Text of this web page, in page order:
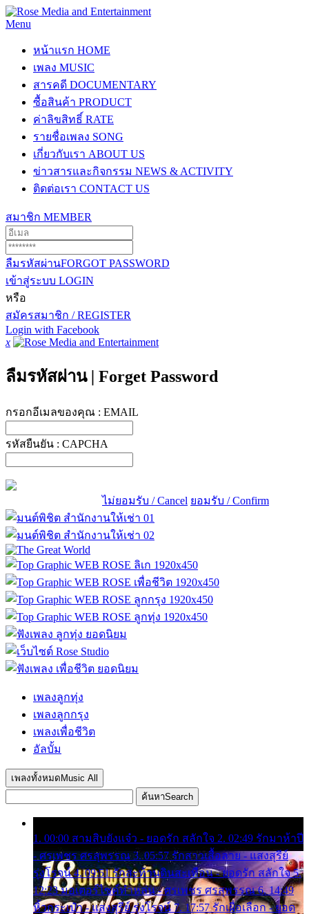
Menu
หน้าแรก HOME
เพลง MUSIC
สารคดี DOCUMENTARY
ซื้อสินค้า PRODUCT
ค่าลิขสิทธิ์ RATE
รายชื่อเพลง SONG
เกี่ยวกับเรา ABOUT US
ข่าวสารและกิจกรรม NEWS & ACTIVITY
ติดต่อเรา CONTACT US
สมาชิก MEMBER
ลืมรหัสผ่านFORGOT PASSWORD
เข้าสู่ระบบ LOGIN
หรือ
สมัครสมาชิก / REGISTER
Login with Facebook
x
ลืมรหัสผ่าน | Forget Password
กรอกอีเมลของคุณ : EMAIL
รหัสยืนยัน : CAPCHA
ไม่ยอมรับ / Cancel ยอมรับ / Confirm
เพลงลูกทุ่ง
เพลงลูกกรุง
เพลงเพื่อชีวิต
อัลบั้ม
เพลงทั้งหมด Music All
ค้นหาSearch
1. 00:00 สามสิบยังแจ๋ว - ยอดรัก สลักใจ 2. 02:49 รักมาห้าปี
- ศรเพชร ศรสุพรรณ 3. 05:57 รักสาวเสื้อลาย - แสงสุรีย์
รุ่งโรจน์ 4. 09:51 รักสะท้านดินสะเทือน - ยอดรัก สลักใจ 5.
12:23 มอเตอร์ไซค์ทำหล่น - ศรเพชร ศรสุพรรณ 6. 14:49
หิ้วกระเป๋า - แสงสุรีย์ รุ่งโรจน์ 7. 17:57 รักเผื่อเลือก - ยอด